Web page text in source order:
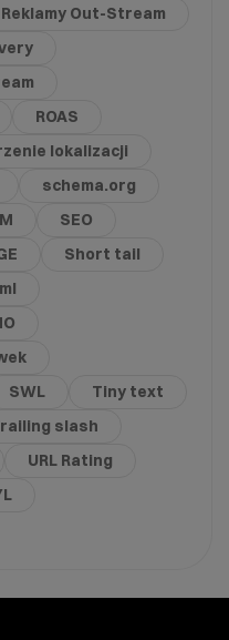
Reklamy Out-Stream
ROAS
lokalizacji
schema.org
SEO
Short tail
SWL
Tiny text
slash
URL Rating